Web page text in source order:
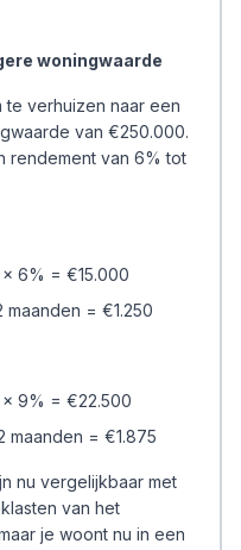
woningwaarde
verhuizen naar een
van €250.000.
rendement van 6% tot
6% = €15.000
maanden = €1.250
9% = €22.500
maanden = €1.875
nu vergelijkbaar met
van het
je woont nu in een